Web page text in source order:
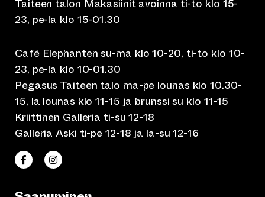
Taiteen talon Makasiinit avoinna ti-to klo 15-
23, pe-la klo 15-01.30
Café Elephanten su-ma klo 10-20, ti-to klo 10-
23, pe-la klo 10-01.30
Pegasus Taiteen talo ma-pe lounas klo 10.30-
15, la lounas klo 11-15 ja brunssi su klo 11-15
Kriittinen Galleria ti-su 12-18
Galleria Aski ti-pe 12-18 ja la-su 12-16
Taiteen talo Facebookissa
(siirtyy toiseen verkkopalveluun)
Taiteen talo Instagramissa
(siirtyy toiseen verkkopalveluun)